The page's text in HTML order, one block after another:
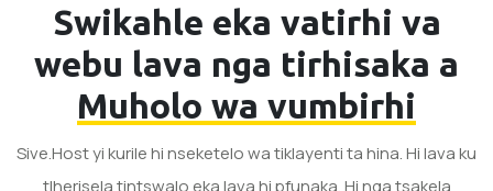
Swikahle eka vatirhi va
webu lava nga tirhisaka a
Muholo wa vumbirhi
Sive.Host yi kurile hi nseketelo wa tiklayenti ta hina. Hi lava ku
tlherisela tintswalo eka lava hi pfunaka. Hi nga tsakela